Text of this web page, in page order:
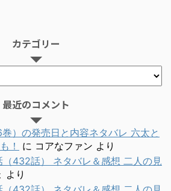
カテゴリー
最近のコメント
）の発売日と内容ネタバレ 六太と
！
に コアなファン より
432話） ネタバレ＆感想 二人の見
より